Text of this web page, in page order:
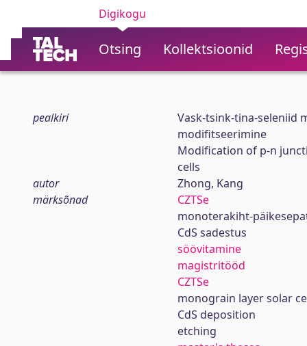
Digikogu
Otsing Kollektsioonid
pealkiri
Vask-tsink-tina-seleniid
modifitseerimine
Modification of p-n
cells
autor
Zhong, Kang
märksõnad
CZTSe
monoterakiht-
CdS sadestus
söövitamine
magistritööd
CZTSe
monograin layer solar
CdS deposition
etching